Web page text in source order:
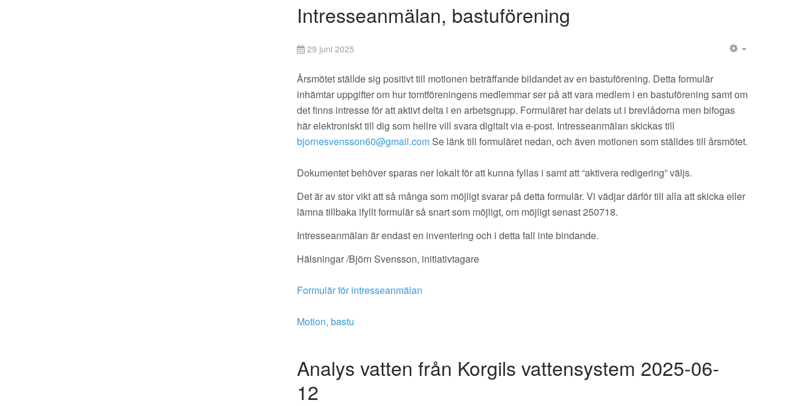
Intresseanmälan, bastuförening
29 juni 2025
Årsmötet ställde sig positivt till motionen beträffande bildandet av en bastuförening. Detta formulär
inhämtar uppgifter om hur tomtföreningens medlemmar ser på att vara medlem i en bastuförening samt om
det finns intresse för att aktivt delta i en arbetsgrupp. Formuläret har delats ut i brevlådorna men bifogas
här elektroniskt till dig som hellre vill svara digitalt via e-post. Intresseanmälan skickas till
Se länk till formuläret nedan, och även motionen som ställdes till årsmötet.
Dokumentet behöver sparas ner lokalt för att kunna fyllas i samt att “aktivera redigering” väljs.
Det är av stor vikt att så många som möjligt svarar på detta formulär. Vi vädjar därför till alla att skicka eller
lämna tillbaka ifyllt formulär så snart som möjligt, om möjligt senast 250718.
Intresseanmälan är endast en inventering och i detta fall inte bindande.
Hälsningar /Björn Svensson, initiativtagare
Formulär för intresseanmälan
Motion, bastu
Analys vatten från Korgils vattensystem 2025-06-
12